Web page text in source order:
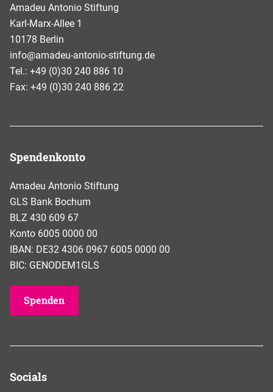
Amadeu Antonio Stiftung
Karl-Marx-Allee 1
10178 Berlin
info@amadeu-antonio-stiftung.de
Tel.: +49 (0)30 240 886 10
Fax: +49 (0)30 240 886 22
Spendenkonto
Amadeu Antonio Stiftung
GLS Bank Bochum
BLZ 430 609 67
Konto 6005 0000 00
IBAN: DE32 4306 0967 6005 0000 00
BIC: GENODEM1GLS
Spenden
Socials